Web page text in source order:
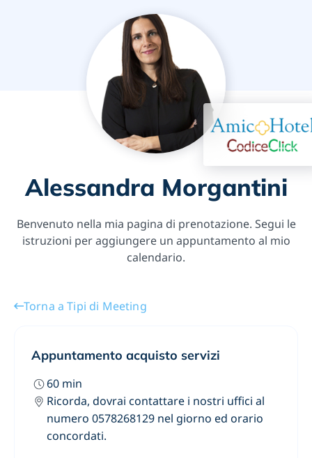
Alessandra Morgantini
Benvenuto nella mia pagina di prenotazione. Segui le
istruzioni per aggiungere un appuntamento al mio
calendario.
Torna a Tipi di Meeting
Appuntamento acquisto servizi
60 min
Ricorda, dovrai contattare i nostri uffici al
numero 0578268129 nel giorno ed orario
concordati.